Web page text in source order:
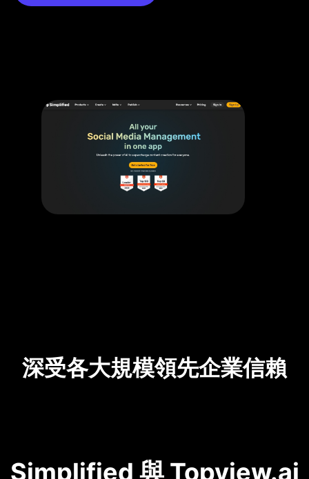
深受各大規模領先企業信賴
Simplified 與 Topview.ai